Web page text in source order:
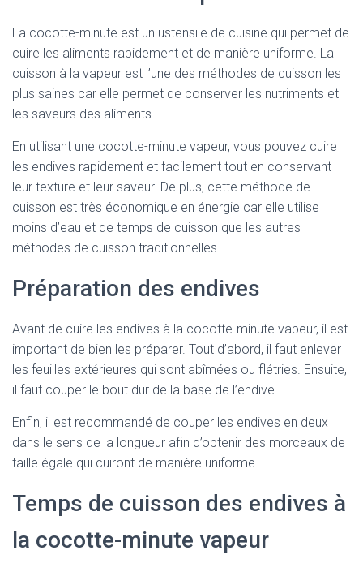
La cocotte-minute est un ustensile de cuisine qui permet de
cuire les aliments rapidement et de manière uniforme. La
cuisson à la vapeur est l’une des méthodes de cuisson les
plus saines car elle permet de conserver les nutriments et
les saveurs des aliments.
En utilisant une cocotte-minute vapeur, vous pouvez cuire
les endives rapidement et facilement tout en conservant
leur texture et leur saveur. De plus, cette méthode de
cuisson est très économique en énergie car elle utilise
moins d’eau et de temps de cuisson que les autres
méthodes de cuisson traditionnelles.
Préparation des endives
Avant de cuire les endives à la cocotte-minute vapeur, il est
important de bien les préparer. Tout d’abord, il faut enlever
les feuilles extérieures qui sont abîmées ou flétries. Ensuite,
il faut couper le bout dur de la base de l’endive.
Enfin, il est recommandé de couper les endives en deux
dans le sens de la longueur afin d’obtenir des morceaux de
taille égale qui cuiront de manière uniforme.
Temps de cuisson des endives à
la cocotte-minute vapeur